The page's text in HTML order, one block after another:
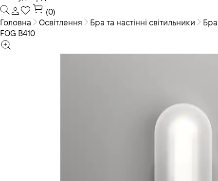
(0)
Головна
Освітлення Бра та настінні світильники
Бра
FOG В410